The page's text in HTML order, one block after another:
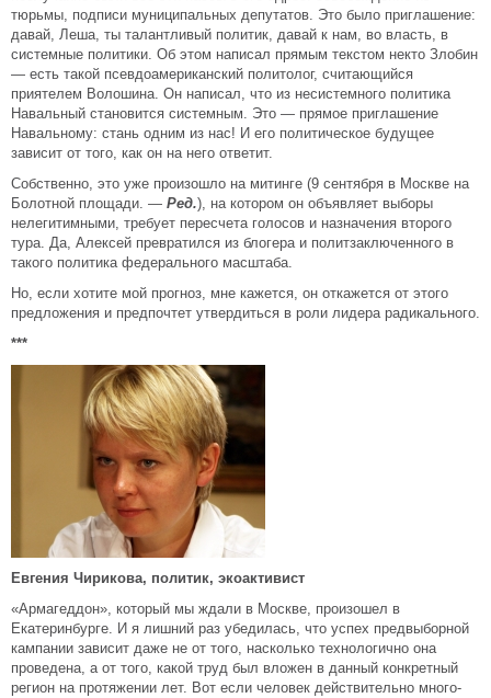
тюрьмы, подписи муниципальных депутатов. Это было приглашение:
давай, Леша, ты талантливый политик, давай к нам, во власть, в
системные политики. Об этом написал прямым текстом некто Злобин
— есть такой псевдоамериканский политолог, считающийся
приятелем Волошина. Он написал, что из несистемного политика
Навальный становится системным. Это — прямое приглашение
Навальному: стань одним из нас! И его политическое будущее
зависит от того, как он на него ответит.
Собственно, это уже произошло на митинге (9 сентября в Москве на
Болотной площади. — Ред.), на котором он объявляет выборы
нелегитимными, требует пересчета голосов и назначения второго
тура. Да, Алексей превратился из блогера и политзаключенного в
такого политика федерального масштаба.
Но, если хотите мой прогноз, мне кажется, он откажется от этого
предложения и предпочтет утвердиться в роли лидера радикального.
***
Евгения Чирикова, политик, экоактивист
«Армагеддон», который мы ждали в Москве, произошел в
Екатеринбурге. И я лишний раз убедилась, что успех предвыборной
кампании зависит даже не от того, насколько технологично она
проведена, а от того, какой труд был вложен в данный конкретный
регион на протяжении лет. Вот если человек действительно много-